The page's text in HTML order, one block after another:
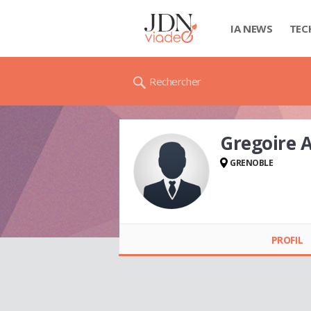
IA NEWS
Rechercher
Gregoire
GRENOBLE
PROFIL